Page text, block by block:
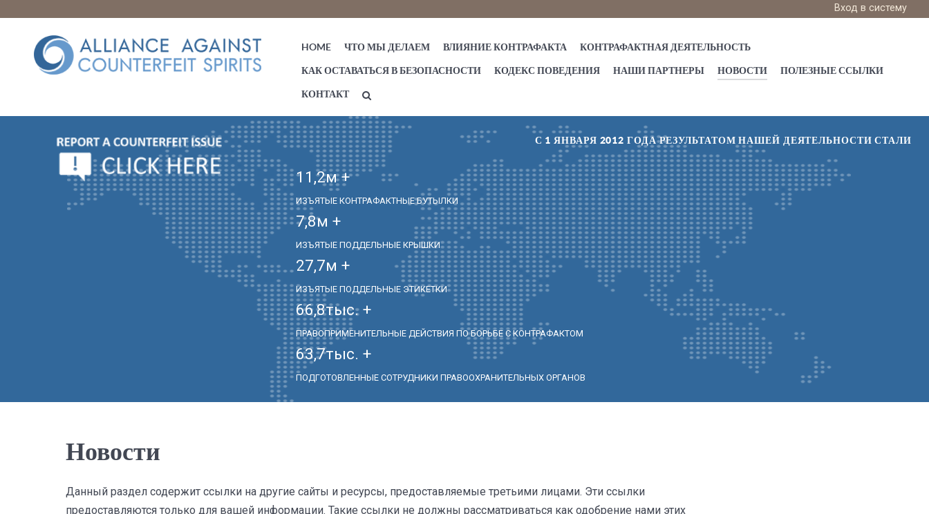
Вход в систему
HOME ЧТО МЫ ДЕЛАЕМ ВЛИЯНИЕ КОНТРАФАКТА КОНТРАФАКТНАЯ ДЕЯТЕЛЬНОСТЬ
КАК ОСТАВАТЬСЯ В БЕЗОПАСНОСТИ КОДЕКС ПОВЕДЕНИЯ НАШИ ПАРТНЕРЫ НОВОСТИ ПОЛЕЗНЫЕ ССЫЛКИ
КОНТАКТ
С 1 ЯНВАРЯ 2012 ГОДА РЕЗУЛЬТАТОМ НАШЕЙ ДЕЯТЕЛЬНОСТИ СТАЛИ
11,2м +
ИЗЪЯТЫЕ КОНТРАФАКТНЫЕ БУТЫЛКИ
7,8м +
ИЗЪЯТЫЕ ПОДДЕЛЬНЫЕ КРЫШКИ
27,7м +
ИЗЪЯТЫЕ ПОДДЕЛЬНЫЕ ЭТИКЕТКИ
66,8тыс. +
ПРАВОПРИМЕНИТЕЛЬНЫЕ ДЕЙСТВИЯ ПО БОРЬБЕ С КОНТРАФАКТОМ
63,7тыс. +
ПОДГОТОВЛЕННЫЕ СОТРУДНИКИ ПРАВООХРАНИТЕЛЬНЫХ ОРГАНОВ
Новости
Данный раздел содержит ссылки на другие сайты и ресурсы, предоставляемые третьими лицами. Эти ссылки
предоставляются только для вашей информации. Такие ссылки не должны рассматриваться как одобрение нами этих